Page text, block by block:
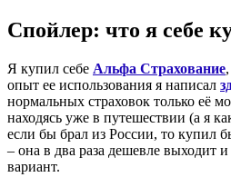
Спойлер: что я себе
Я купил себе Альфа Страхование
опыт ее использования я написал
нормальных страховок только её
находясь уже в путешествии (а я
если бы брал из России, то купил
– она в два раза дешевле выходит
вариант.